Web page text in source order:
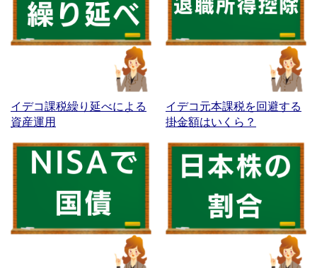
イデコ課税繰り延べによる
資産運用
イデコ元本課税を回避する
掛金額はいくら？